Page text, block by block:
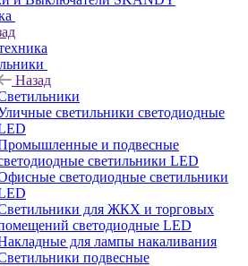
Назад
светильники светодиодные
и подвесные
светильники LED
светодиодные светильники
для ЖКХ и торговых
светодиодные LED
для лампы накаливания
подвесные